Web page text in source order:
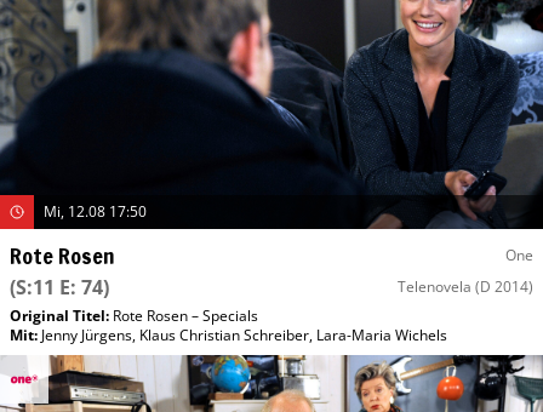
Mi, 12.08 17:50
Rote Rosen One
(S:11 E: 74) Telenovela (D 2014)
Original Titel: Rote Rosen – Specials
Mit: Jenny Jürgens, Klaus Christian Schreiber, Lara-Maria Wichels